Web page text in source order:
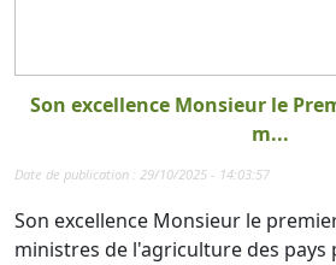
Son excellence Monsieur le
m...
Date de publication : 29/10/2025 - 14:03:57
Son excellence Monsieur le
ministres de l'agriculture des pays